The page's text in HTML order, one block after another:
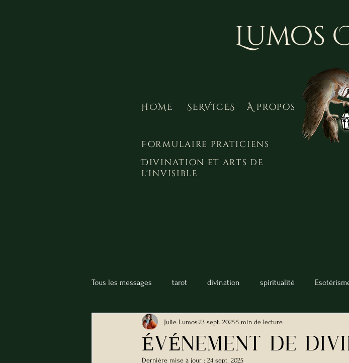
Lumos
HOME SERVICES À propos
Formulaire praticiens
Divination et arts de
l'invisible
Tous les messages tarot divination spiritualité
Boule de cristal Chiromancie Lecteur de Tarot
ÉVÉNEMENT DE
Julie Lumos23 sept. 20255 min de lecture
Dernière mise à jour : 24 sept. 2025